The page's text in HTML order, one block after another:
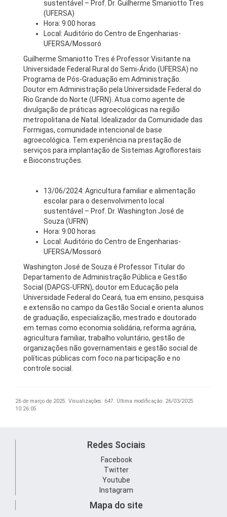
sustentável – Prof. Dr. Guilherme Smaniotto Tres
(UFERSA)
Hora: 9:00 horas
Local: Auditório do Centro de Engenharias-
UFERSA/Mossoró
Guilherme Smaniotto Tres é Professor Visitante na
Universidade Federal Rural do Semi-Árido (UFERSA) no
Programa de Pós-Graduação em Administração.
Doutor em Administração pela Universidade Federal do
Rio Grande do Norte (UFRN). Atua como agente de
divulgação de práticas agroecológicas na região
metropolitana de Natal. Idealizador da Comunidade das
Formigas, comunidade intencional de base
agroecológica. Tem experiência na prestação de
serviços para implantação de Sistemas Agroflorestais
e Bioconstruções.
13/06/2024: Agricultura familiar e alimentação
escolar para o desenvolvimento local
sustentável – Prof. Dr. Washington José de
Souza (UFRN)
Hora: 9:00 horas
Local: Auditório do Centro de Engenharias-
UFERSA/Mossoró
Washington José de Souza é Professor Titular do
Departamento de Administração Pública e Gestão
Social (DAPGS-UFRN), doutor em Educação pela
Universidade Federal do Ceará, tua em ensino, pesquisa
e extensão no campo da Gestão Social e orienta alunos
de graduação, especialização, mestrado e doutorado
em temas como economia solidária, reforma agrária,
agricultura familiar, trabalho voluntário, gestão de
organizações não governamentais e gestão social de
políticas públicas com foco na participação e no
controle social.
26 de março de 2025. Visualizações: 647. Última modificação: 26/03/2025
10:26:05
Redes Sociais
Facebook
Twitter
Youtube
Instagram
Mapa do site